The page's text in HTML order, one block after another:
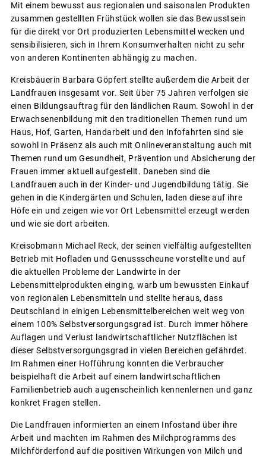
Mit einem bewusst aus regionalen und saisonalen Produkten
zusammen gestellten Frühstück wollen sie das Bewusstsein
für die direkt vor Ort produzierten Lebensmittel wecken und
sensibilisieren, sich in Ihrem Konsumverhalten nicht zu sehr
von anderen Kontinenten abhängig zu machen.
Kreisbäuerin Barbara Göpfert stellte außerdem die Arbeit der
Landfrauen insgesamt vor. Seit über 75 Jahren verfolgen sie
einen Bildungsauftrag für den ländlichen Raum. Sowohl in der
Erwachsenenbildung mit den traditionellen Themen rund um
Haus, Hof, Garten, Handarbeit und den Infofahrten sind sie
sowohl in Präsenz als auch mit Onlineveranstaltung auch mit
Themen rund um Gesundheit, Prävention und Absicherung der
Frauen immer aktuell aufgestellt. Daneben sind die
Landfrauen auch in der Kinder- und Jugendbildung tätig. Sie
gehen in die Kindergärten und Schulen, laden diese auf ihre
Höfe ein und zeigen wie vor Ort Lebensmittel erzeugt werden
und wie sie dort arbeiten.
Kreisobmann Michael Reck, der seinen vielfältig aufgestellten
Betrieb mit Hofladen und Genussscheune vorstellte und auf
die aktuellen Probleme der Landwirte in der
Lebensmittelprodukten einging, warb um bewussten Einkauf
von regionalen Lebensmitteln und stellte heraus, dass
Deutschland in einigen Lebensmittelbereichen weit weg von
einem 100% Selbstversorgungsgrad ist. Durch immer höhere
Auflagen und Verlust landwirtschaftlicher Nutzflächen ist
dieser Selbstversorgungsgrad in vielen Bereichen gefährdet.
Im Rahmen einer Hofführung konnten die Verbraucher
beispielhaft die Arbeit auf einem landwirtschaftlichen
Familienbetrieb auch augenscheinlich kennenlernen und ganz
konkret Fragen stellen.
Die Landfrauen informierten an einem Infostand über ihre
Arbeit und machten im Rahmen des Milchprogramms des
Milchförderfond auf die positiven Wirkungen von Milch und